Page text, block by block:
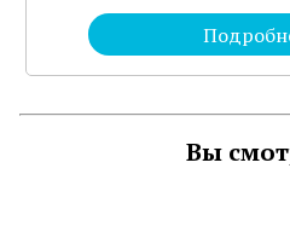
Вы